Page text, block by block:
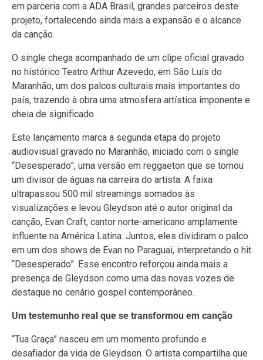
em parceria com a ADA Brasil, grandes parceiros deste
projeto, fortalecendo ainda mais a expansão e o alcance
da canção.
O single chega acompanhado de um clipe oficial gravado
no histórico Teatro Arthur Azevedo, em São Luís do
Maranhão, um dos palcos culturais mais importantes do
país, trazendo à obra uma atmosfera artística imponente e
cheia de significado.
Este lançamento marca a segunda etapa do projeto
audiovisual gravado no Maranhão, iniciado com o single
“Desesperado”, uma versão em reggaeton que se tornou
um divisor de águas na carreira do artista. A faixa
ultrapassou 500 mil streamings somados às
visualizações e levou Gleydson até o autor original da
canção, Evan Craft, cantor norte-americano amplamente
influente na América Latina. Juntos, eles dividiram o palco
em um dos shows de Evan no Paraguai, interpretando o hit
“Desesperado”. Esse encontro reforçou ainda mais a
presença de Gleydson como uma das novas vozes de
destaque no cenário gospel contemporâneo.
Um testemunho real que se transformou em canção
“Tua Graça” nasceu em um momento profundo e
desafiador da vida de Gleydson. O artista compartilha que